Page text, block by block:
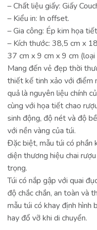
– Chất liệu giấy: Giấy
– Kiểu in: In offset.
– Gia công: Ép kim họa
– Kích thước: 38,5 cm x
37 cm x 9 cm x 9 cm (loại
Mang đến vẻ đẹp thời
thiết kế tinh xảo với điểm
quả là nguyên liệu chính
cùng với họa tiết chao
sinh động, độ nét và độ
với nền vàng của túi.
Đặc biệt, mẫu túi có phần
diện thương hiệu chai
trọng.
Túi có nắp gập với quai
độ chắc chắn, an toàn và
mẫu túi có khay định hình
hay đổ vỡ khi di chuyển.